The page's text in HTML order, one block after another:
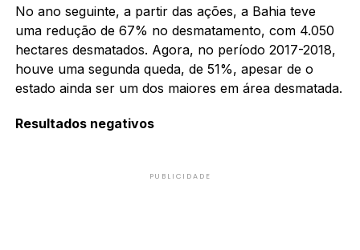
No ano seguinte, a partir das ações, a Bahia teve
uma redução de 67% no desmatamento, com 4.050
hectares desmatados. Agora, no período 2017-2018,
houve uma segunda queda, de 51%, apesar de o
estado ainda ser um dos maiores em área desmatada.
Resultados negativos
PUBLICIDADE